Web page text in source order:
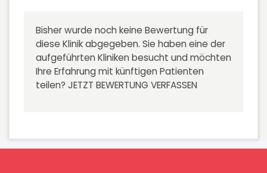
Bisher wurde noch keine Bewertung für
diese Klinik abgegeben. Sie haben eine der
aufgeführten Kliniken besucht und möchten
Ihre Erfahrung mit künftigen Patienten
teilen? JETZT BEWERTUNG VERFASSEN